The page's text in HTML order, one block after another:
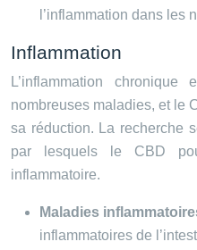
l’inflammation dans les
Inflammation
L’inflammation
nombreuses maladies, et le
sa réduction. La recherche
par lesquels le CBD
inflammatoire.
Maladies
inflammatoires de